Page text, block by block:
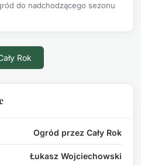
do nadchodzącego sezonu
Rok
Ogród przez Cały Rok
Łukasz Wojciechowski